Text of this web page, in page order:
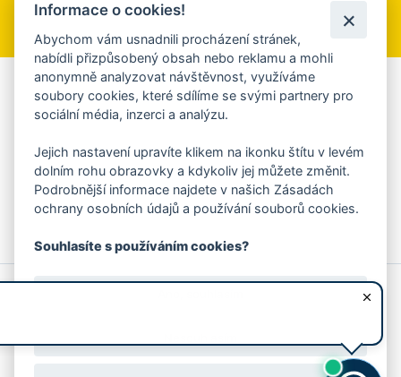
Přihlásit se k odběru
Aplikace Mobilní rozhlas
Chcete dostávat do svého mobilu či mailu upozornění na
ankety, pozvánky na kulturní a sportovní akce?
Více informací o aplikaci
© 2026 Magistrát města Zlína
Prohlášení o používání cookies
Informace o cookies!
Abychom vám usnadnili procházení stránek,
nabídli přizpůsobený obsah nebo reklamu a mohli
anonymně analyzovat návštěvnost, využíváme
soubory cookies, které sdílíme se svými partnery pro
sociální média, inzerci a analýzu.
Jejich nastavení upravíte klikem na ikonku štítu v levém
dolním rohu obrazovky a kdykoliv jej můžete změnit.
Podrobnější informace najdete v našich Zásadách
ochrany osobních údajů a používání souborů cookies.
Souhlasíte s používáním cookies?